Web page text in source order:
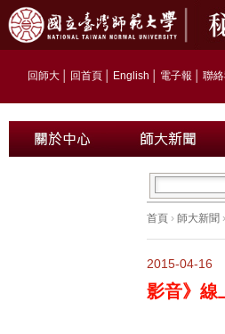
回師大 回首頁 English 電子報 聯
首頁 › 師大新聞 ›
2015-04-16
影音》線